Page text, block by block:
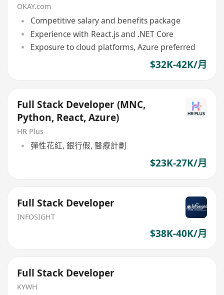
OKAY.com
Competitive salary and benefits package
Experience with React.js and .NET Core
Exposure to cloud platforms, Azure preferred
$32K-42K/月
Full Stack Developer (MNC,
Python, React, Azure)
HR Plus
彈性花紅, 銀行假, 醫療計劃
$23K-27K/月
Full Stack Developer
INFOSIGHT
$38K-40K/月
Full Stack Developer
KYWH